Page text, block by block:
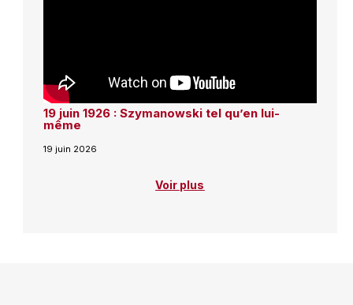
19 juin 1926 : Szymanowski tel qu’en lui-
même
19 juin 2026
Voir plus